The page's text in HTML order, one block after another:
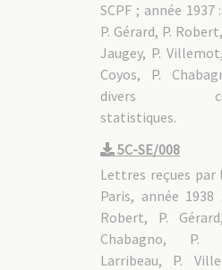
SCPF ; année
P. Gérard, P.
Jaugey, P.
Coyos, P.
divers
statistiques.
5C-SE/008
Lettres reçues par
Paris, année 1938
Robert, P.
Chabagno, P.
Larribeau, P.